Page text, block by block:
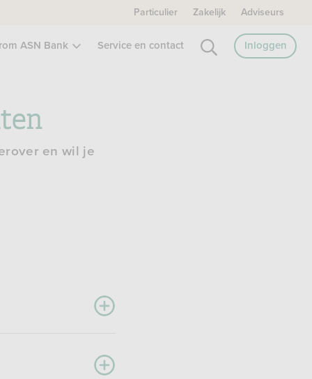
Particulier Zakelijk Adviseurs
ASN Bank Service en contact Inloggen
en wil je